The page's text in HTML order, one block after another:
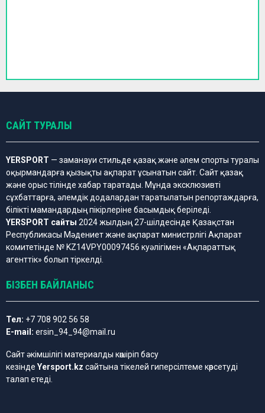
САЙТ ТУРАЛЫ
YERSPORT — заманауи стильде қазақ және әлем спорты туралы
оқырмандарға қызықты ақпарат ұсынатын сайт. Сайт қазақ
және орыс тілінде хабар таратады. Мұнда эксклюзивті
сұхбаттарға, әлемдік додалардан таратылатын репортаждарға,
білікті мамандардың пікірлеріне басымдық беріледі.
YERSPORT сайты 2024 жылдың 27-шілдесінде Қазақстан
Республикасы Мәдениет және ақпарат министрлігі Ақпарат
комитетінде № KZ14VPY00097456 куәлігімен «Ақпараттық
агенттік» болып тіркелді.
БІЗБЕН БАЙЛАНЫС
Тел: +7 708 902 56 58
E-mail: ersin_94_94@mail.ru
Сайт әкімшілігі материалды көшіріп басу
кезінде Yersport.kz сайтына тікелей гиперсілтеме көрсетуді
талап етеді.